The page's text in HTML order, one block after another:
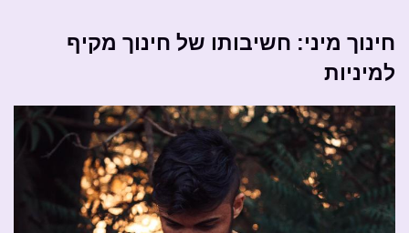
חינוך מיני: חשיבותו של חינוך מקיף
למיניות